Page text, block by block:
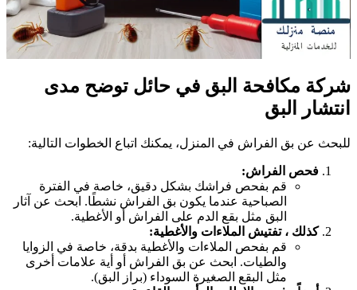
مكافحة البق في حائل توضح مدى
البق
عن بق الفراش في المنزل، يمكنك اتباع الخطوات التالية:
فحص الفراش:
قم بفحص فراشك بشكل دقيق، خاصة في الفترة
الصباحية عندما يكون بق الفراش نشطًا. ابحث عن آثار
البق مثل بقع الدم على الفراش أو الأغطية.
كذلك ، تفتيش الملاءات والأغطية:
قم بفحص الملاءات والأغطية بدقة، خاصة في الزوايا
والطيات. ابحث عن بق الفراش أو أية علامات أخرى
مثل البقع الصغيرة السوداء (براز البق).